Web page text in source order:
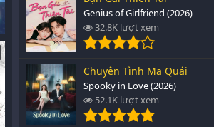
Genius of Girlfriend (2026)
32.8K lượt xem
Chuyện Tình Ma Quái
Spooky in Love (2026)
52.1K lượt xem